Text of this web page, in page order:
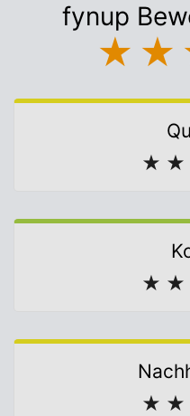
fynup
★ ★
★ ★
★ ★
★ ★